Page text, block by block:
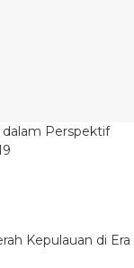
Perspektif
Kepulauan di Era